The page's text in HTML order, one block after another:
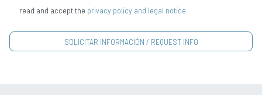
read and accept the privacy policy and legal notice